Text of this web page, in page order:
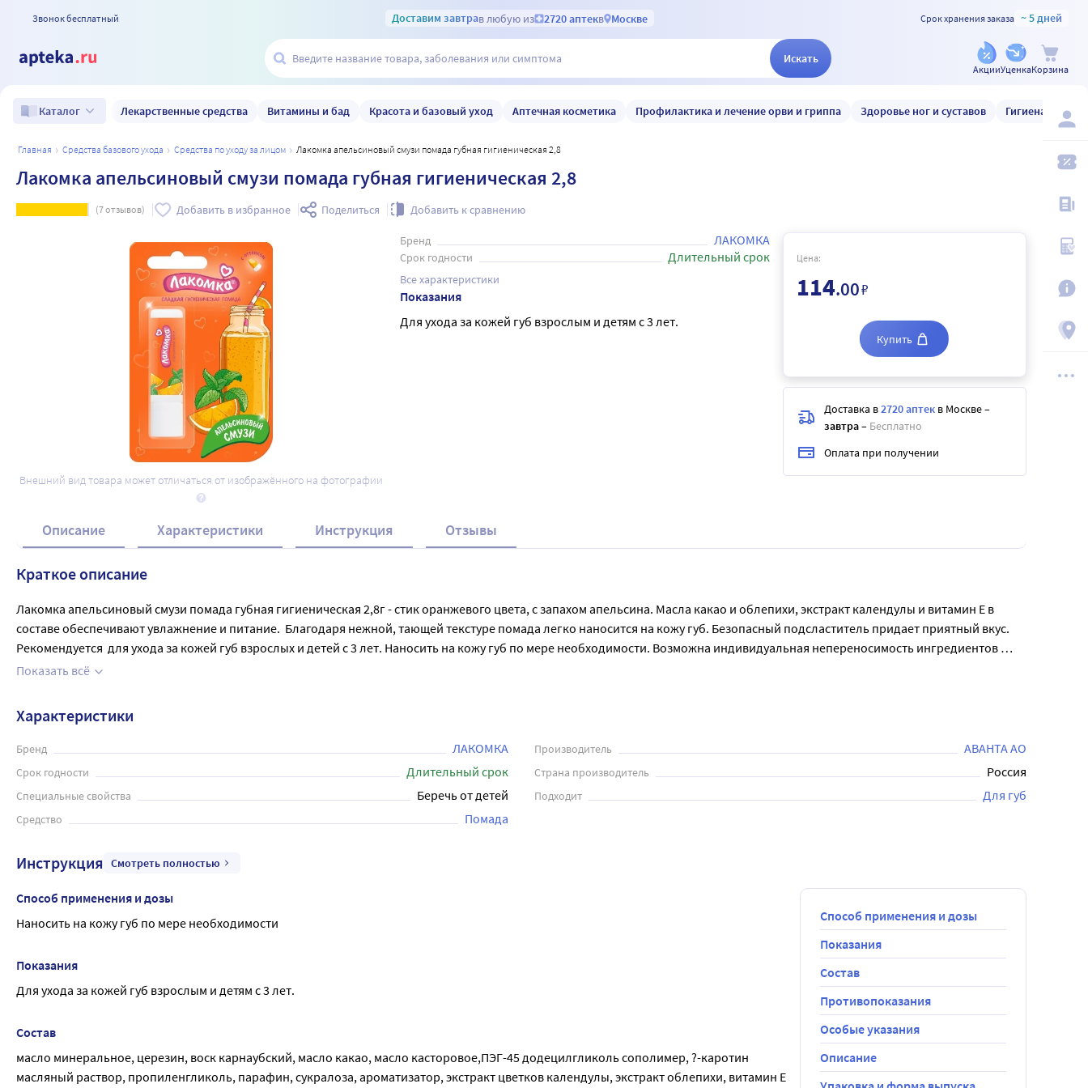
Звонок бесплатный Доставим завтрав любую из 2720 аптекв Москве Срок хранения заказа ~ 5 дней
Искать
АкцииУценкаКорзина
Каталог Лекарственные средства Витамины и бад Красота и базовый уход Аптечная косметика Профилактика и лечение орви и гриппа Здоровье ног и суставов Гигиена и уход
главная средства базового ухода средства по уходу за лицом Лакомка апельсиновый смузи помада губная гигиеническая 2,8
Лакомка апельсиновый смузи помада губная гигиеническая 2,8
(7отзывов) Добавить в избранное Поделиться Добавить к сравнению
Внешний вид товара может отличаться от изображённого на фотографии
Бренд ЛАКОМКА
Срок годности Длительный срок
Все характеристики
Показания
Для ухода за кожей губ взрослым и детям с 3 лет.
Цена:
114.00₽
Купить
Доставка в2720 аптек в Москве–
завтра– Бесплатно
Оплата при получении
Описание Характеристики Инструкция Отзывы
Краткое описание
Лакомка апельсиновый смузи помада губная гигиеническая 2,8г - стик оранжевого цвета, с запахом апельсина. Масла какао и облепихи, экстракт календулы и витамин Е в
составе обеспечивают увлажнение и питание.  Благодаря нежной, тающей текстуре помада легко наносится на кожу губ. Безопасный подсластитель придает приятный вкус.
Рекомендуется  для ухода за кожей губ взрослых и детей с 3 лет. Наносить на кожу губ по мере необходимости. Возможна индивидуальная непереносимость ингредиентов
состава.
Показать всё
Характеристики
Бренд ЛАКОМКА Производитель АВАНТА АО
Срок годности Длительный срок Страна производитель Россия
Специальные свойства Беречь от детей Подходит Для губ
Средство Помада
Инструкция Смотреть полностью
Способ применения и дозы
Наносить на кожу губ по мере необходимости
Показания
Для ухода за кожей губ взрослым и детям с 3 лет.
Состав
масло минеральное, церезин, воск карнаубский, масло какао, масло касторовое,ПЭГ-45 додецилгликоль сополимер, ?-каротин
масляный раствор, пропиленгликоль, парафин, сукралоза, ароматизатор, экстракт цветков календулы, экстракт облепихи, витамин Е
Способ применения и дозы
Показания
Состав
Противопоказания
Особые указания
Описание